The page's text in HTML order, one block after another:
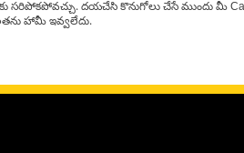
దయచేసి కొనుగోలు చేసే ముందు మీ Cat
హామీ ఇవ్వలేదు.